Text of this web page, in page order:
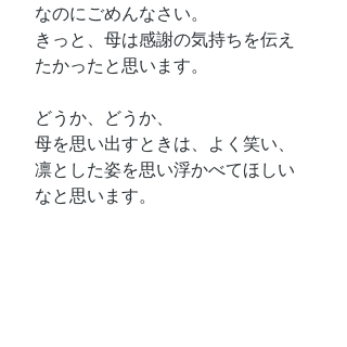
なのにごめんなさい。
きっと、母は感謝の気持ちを伝え
たかったと思います。
どうか、どうか、
母を思い出すときは、よく笑い、
凛とした姿を思い浮かべてほしい
なと思います。